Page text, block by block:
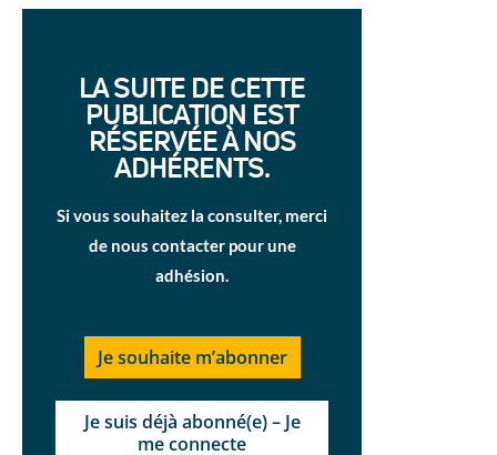
LA SUITE DE CETTE
PUBLICATION EST
RÉSERVÉE À NOS
ADHÉRENTS.
Si vous souhaitez la consulter, merci
de nous contacter pour une
adhésion.
Je souhaite m’abonner
Je suis déjà abonné(e) – Je
me connecte